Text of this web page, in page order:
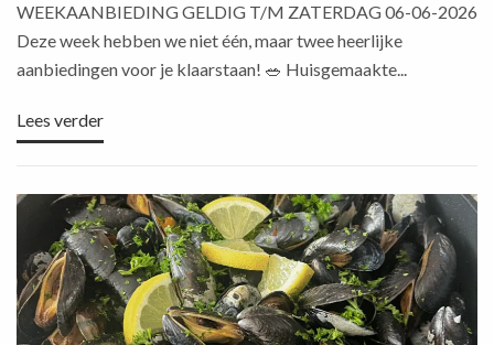
WEEKAANBIEDING GELDIG T/M ZATERDAG 06-06-2026
Deze week hebben we niet één, maar twee heerlijke
aanbiedingen voor je klaarstaan! 🥗 Huisgemaakte...
Lees verder